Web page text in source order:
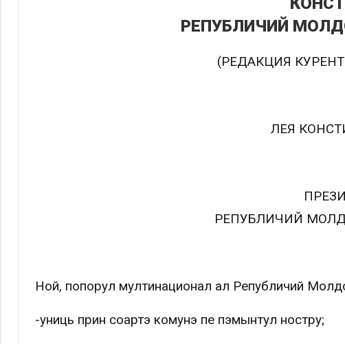
РЕПУБЛИЧИЙ
(РЕДАКЦИЯ
ЛЕӁЯ
РЕПУБЛИЧИЙ
Ной, попорул мултинационал ал Републичий
-униць прин соартэ комунэ пе пэмынтул ностру;